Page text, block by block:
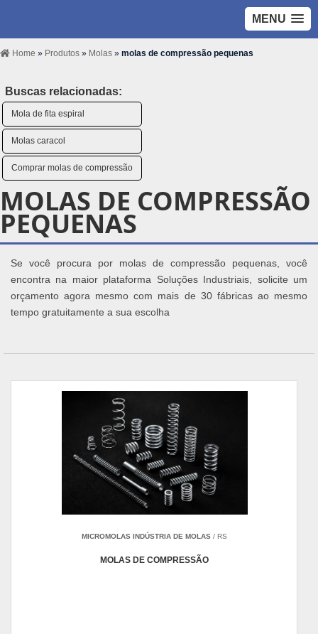
MENU
Home » Produtos » Molas » molas de compressão pequenas
Buscas relacionadas:
Mola de fita espiral
Molas caracol
Comprar molas de compressão
MOLAS DE COMPRESSÃO
PEQUENAS
Se você procura por molas de compressão pequenas, você
encontra na maior plataforma Soluções Industriais, solicite um
orçamento agora mesmo com mais de 30 fábricas ao mesmo
tempo gratuitamente a sua escolha
MICROMOLAS INDÚSTRIA DE MOLAS/ RS
MOLAS DE COMPRESSÃO